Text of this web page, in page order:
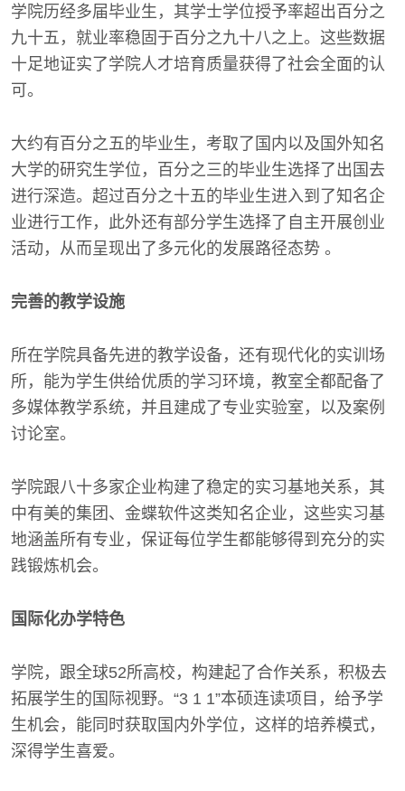
学院历经多届毕业生，其学士学位授予率超出百分之
九十五，就业率稳固于百分之九十八之上。这些数据
十足地证实了学院人才培育质量获得了社会全面的认
可。
大约有百分之五的毕业生，考取了国内以及国外知名
大学的研究生学位，百分之三的毕业生选择了出国去
进行深造。超过百分之十五的毕业生进入到了知名企
业进行工作，此外还有部分学生选择了自主开展创业
活动，从而呈现出了多元化的发展路径态势 。
完善的教学设施
所在学院具备先进的教学设备，还有现代化的实训场
所，能为学生供给优质的学习环境，教室全都配备了
多媒体教学系统，并且建成了专业实验室，以及案例
讨论室。
学院跟八十多家企业构建了稳定的实习基地关系，其
中有美的集团、金蝶软件这类知名企业，这些实习基
地涵盖所有专业，保证每位学生都能够得到充分的实
践锻炼机会。
国际化办学特色
学院，跟全球52所高校，构建起了合作关系，积极去
拓展学生的国际视野。“3 1 1”本硕连读项目，给予学
生机会，能同时获取国内外学位，这样的培养模式，
深得学生喜爱。